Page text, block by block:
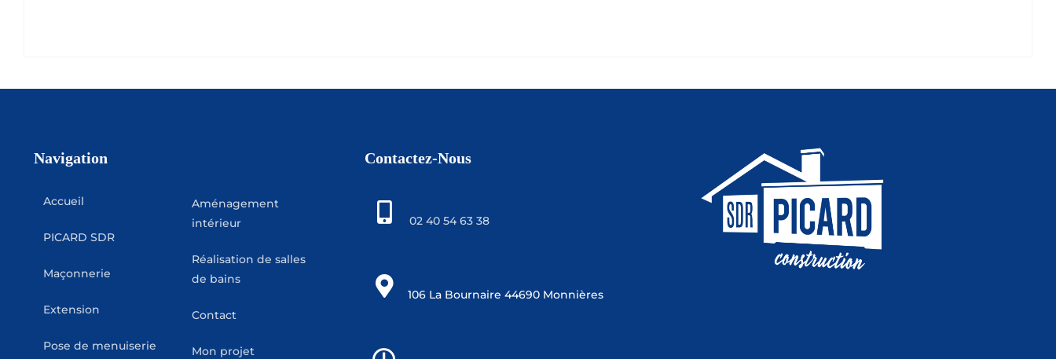
Navigation
Accueil
PICARD SDR
Maçonnerie
Extension
Pose de menuiserie
Aménagement
intérieur
Réalisation de salles
de bains
Contact
Mon projet
Contactez-Nous
02 40 54 63 38
106 La Bournaire 44690 Monnières